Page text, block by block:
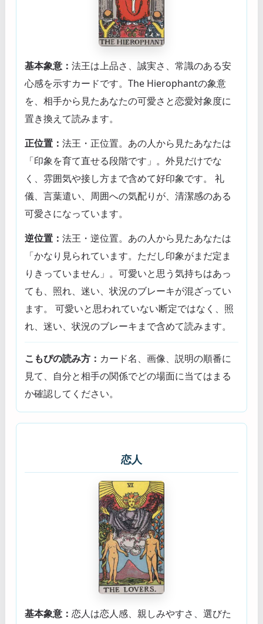
基本象意： 法王は上品さ、誠実さ、常識のある安
心感を示すカードです。The Hierophantの象意
を、相手から見たあなたの可愛さと恋愛対象度に
置き換えて読みます。
正位置： 法王・正位置。あの人から見たあなたは
「印象を育て直せる段階です」。外見だけでな
く、雰囲気や接し方まで含めて好印象です。 礼
儀、言葉遣い、周囲への気配りが、清潔感のある
可愛さになっています。
逆位置： 法王・逆位置。あの人から見たあなたは
「かなり見られています。ただし印象がまだ定ま
りきっていません」。可愛いと思う気持ちはあっ
ても、照れ、迷い、状況のブレーキが混ざってい
ます。 可愛いと思われていない断定ではなく、照
れ、迷い、状況のブレーキまで含めて読みます。
こもぴの読み方： カード名、画像、説明の順番に
見て、自分と相手の関係でどの場面に当てはまる
か確認してください。
恋人
基本象意： 恋人は恋人感、親しみやすさ、選びた